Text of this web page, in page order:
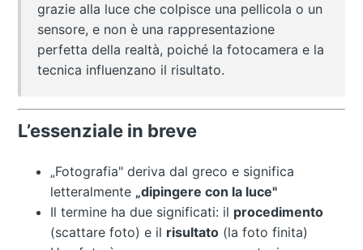
grazie alla luce che colpisce una pellicola o un
sensore, e non è una rappresentazione
perfetta della realtà, poiché la fotocamera e la
tecnica influenzano il risultato.
L’essenziale in breve
„Fotografia" deriva dal greco e significa
letteralmente „dipingere con la luce"
Il termine ha due significati: il procedimento
(scattare foto) e il risultato (la foto finita)